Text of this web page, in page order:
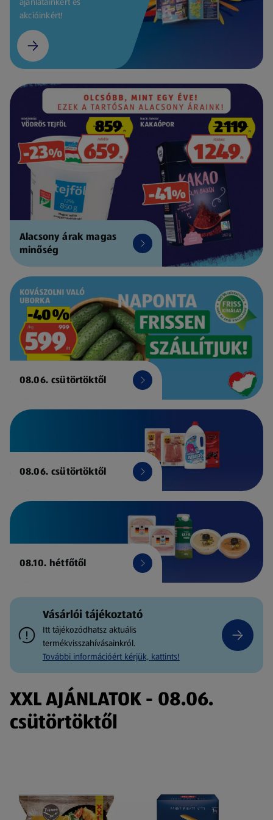
akcióinkért!
Alacsony árak magas
minőség
08.06. csütörtöktől
08.06. csütörtöktől
08.10. hétfőtől
Vásárlói tájékoztató
Itt tájékozódhatsz aktuális
termékvisszahívásainkról.
További információért kérjük, kattints!
XXL AJÁNLATOK - 08.06.
csütörtöktől